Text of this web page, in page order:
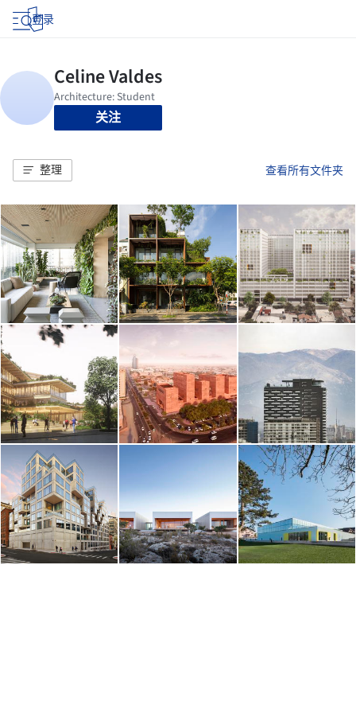
登录
关注
整理 查看所有文件夹